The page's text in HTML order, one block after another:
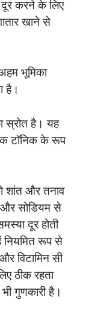
करने के लिए
खाने से
भूमिका
है।
स्रोत है। यह
टॉनिक के रूप
शांत और तनाव
सोडियम से
दूर होती
नियमित रूप से
विटामिन सी
ठीक रहता
गुणकारी है।